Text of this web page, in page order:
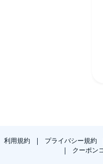
利用規約 プライバシー規約
クーポン